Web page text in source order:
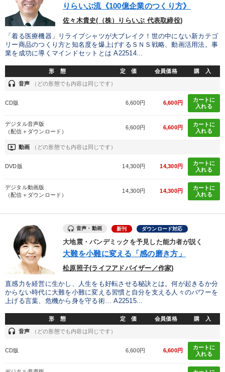
りらいぶ流《100億企業のつくり方》
佐々木貴史(（株）りらいぶ 代表取締役)
「着る医療機器」リライブシャツが大ブレイク！世の中にない新カテゴ
リー商品のつくり方と知名度を爆上げするＳＮＳ戦略、動画活用法。事
業を成功に導くマインドセットとは A22514...
形 態 定 価 会員価格 購 入
headset 音声 （どの形態でも内容は同じです）
CD版 6,600円 6,600円
カートに
入れる
デジタル音声版
（配信＋ダウンロード）
6,600円 6,600円
カートに
入れる
ondemand_video 動画 （どの形態でも内容は同じです）
DVD版 14,300円 14,300円
カートに
入れる
デジタル動画版
（配信＋ダウンロード）
14,300円 14,300円
カートに
入れる
音声・動画 新刊 ダウンロード対応
大地震・パンデミックを予見した能力者が説く
大難を小難に変える「感の磨き方」
松原照子(ライフアドバイザー／作家)
直感力を経営に生かし、人生をも好転させる秘訣とは。何が起きるか分
からない時代に大難を小難に変える習慣と自分を支える人々のパワーを
上げる言葉、危機から身を守る術… A22515...
形 態 定 価 会員価格 購 入
headset 音声 （どの形態でも内容は同じです）
CD版 6,600円 6,600円
カートに
入れる